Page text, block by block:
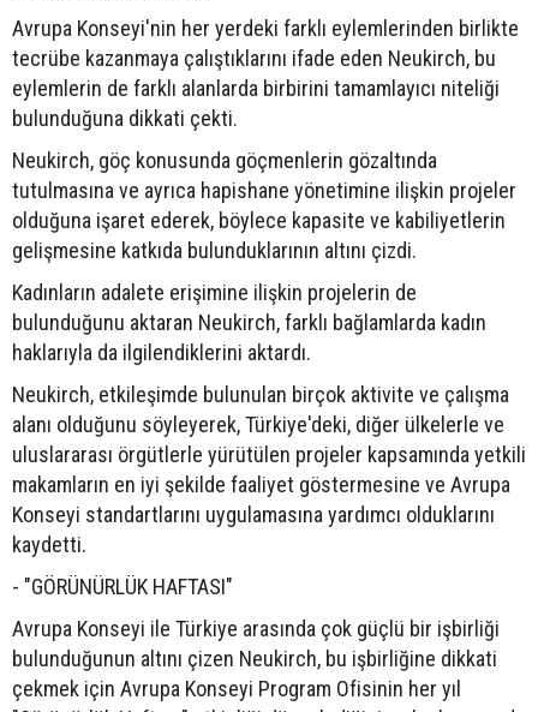
Avrupa Konseyi'nin her yerdeki farklı eylemlerinden birlikte
tecrübe kazanmaya çalıştıklarını ifade eden Neukirch, bu
eylemlerin de farklı alanlarda birbirini tamamlayıcı niteliği
bulunduğuna dikkati çekti.
Neukirch, göç konusunda göçmenlerin gözaltında
tutulmasına ve ayrıca hapishane yönetimine ilişkin projeler
olduğuna işaret ederek, böylece kapasite ve kabiliyetlerin
gelişmesine katkıda bulunduklarının altını çizdi.
Kadınların adalete erişimine ilişkin projelerin de
bulunduğunu aktaran Neukirch, farklı bağlamlarda kadın
haklarıyla da ilgilendiklerini aktardı.
Neukirch, etkileşimde bulunulan birçok aktivite ve çalışma
alanı olduğunu söyleyerek, Türkiye'deki, diğer ülkelerle ve
uluslararası örgütlerle yürütülen projeler kapsamında yetkili
makamların en iyi şekilde faaliyet göstermesine ve Avrupa
Konseyi standartlarını uygulamasına yardımcı olduklarını
kaydetti.
- "GÖRÜNÜRLÜK HAFTASI"
Avrupa Konseyi ile Türkiye arasında çok güçlü bir işbirliği
bulunduğunun altını çizen Neukirch, bu işbirliğine dikkati
çekmek için Avrupa Konseyi Program Ofisinin her yıl